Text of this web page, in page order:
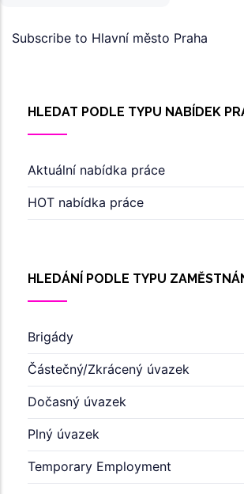
Subscribe to Hlavní město Praha
HLEDAT PODLE TYPU NABÍDEK
Aktuální nabídka práce
HOT nabídka práce
HLEDÁNÍ PODLE TYPU
Brigády
Částečný/Zkrácený úvazek
Dočasný úvazek
Plný úvazek
Temporary Employment